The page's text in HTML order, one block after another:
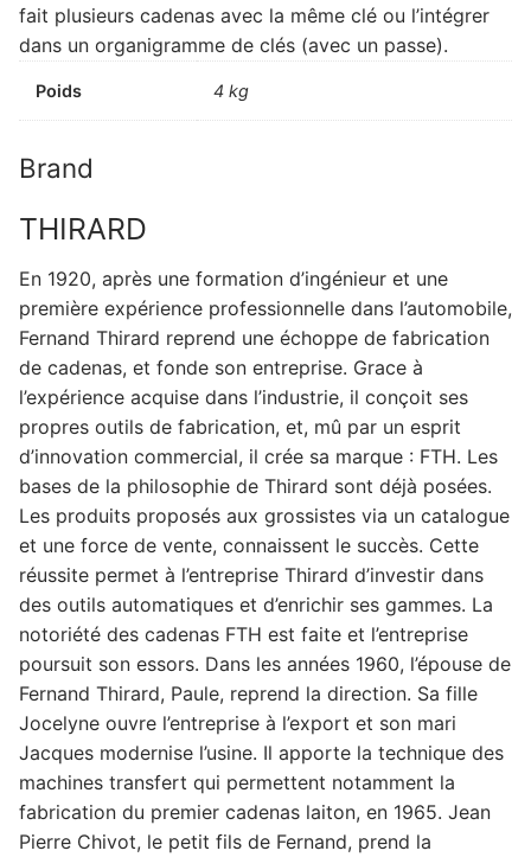
fait plusieurs cadenas avec la même clé ou l’intégrer
dans un organigramme de clés (avec un passe).
Poids 4 kg
Brand
THIRARD
En 1920, après une formation d’ingénieur et une
première expérience professionnelle dans l’automobile,
Fernand Thirard reprend une échoppe de fabrication
de cadenas, et fonde son entreprise. Grace à
l’expérience acquise dans l’industrie, il conçoit ses
propres outils de fabrication, et, mû par un esprit
d’innovation commercial, il crée sa marque : FTH. Les
bases de la philosophie de Thirard sont déjà posées.
Les produits proposés aux grossistes via un catalogue
et une force de vente, connaissent le succès. Cette
réussite permet à l’entreprise Thirard d’investir dans
des outils automatiques et d’enrichir ses gammes. La
notoriété des cadenas FTH est faite et l’entreprise
poursuit son essors. Dans les années 1960, l’épouse de
Fernand Thirard, Paule, reprend la direction. Sa fille
Jocelyne ouvre l’entreprise à l’export et son mari
Jacques modernise l’usine. Il apporte la technique des
machines transfert qui permettent notamment la
fabrication du premier cadenas laiton, en 1965. Jean
Pierre Chivot, le petit fils de Fernand, prend la